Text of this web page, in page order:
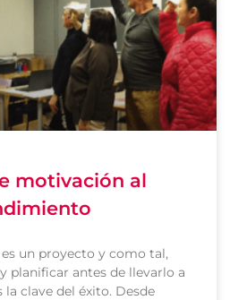
motivación al
un proyecto y como tal,
planificar antes de llevarlo a
la clave del éxito. Desde